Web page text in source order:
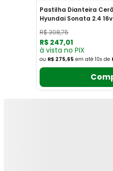
Pastilha Dianteira
Hyundai Sonata 2.4 16v
R$308,75
R$ 247,01
à vista no PIX
ou R$ 275,65 em até 10x de